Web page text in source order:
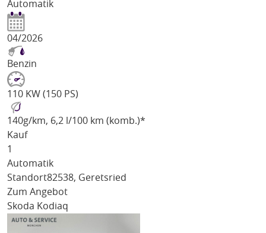
Automatik
04/2026
Benzin
110 KW (150 PS)
140g/km, 6,2 l/100 km (komb.)*
Kauf
1
Automatik
Standort82538, Geretsried
Zum Angebot
Skoda Kodiaq